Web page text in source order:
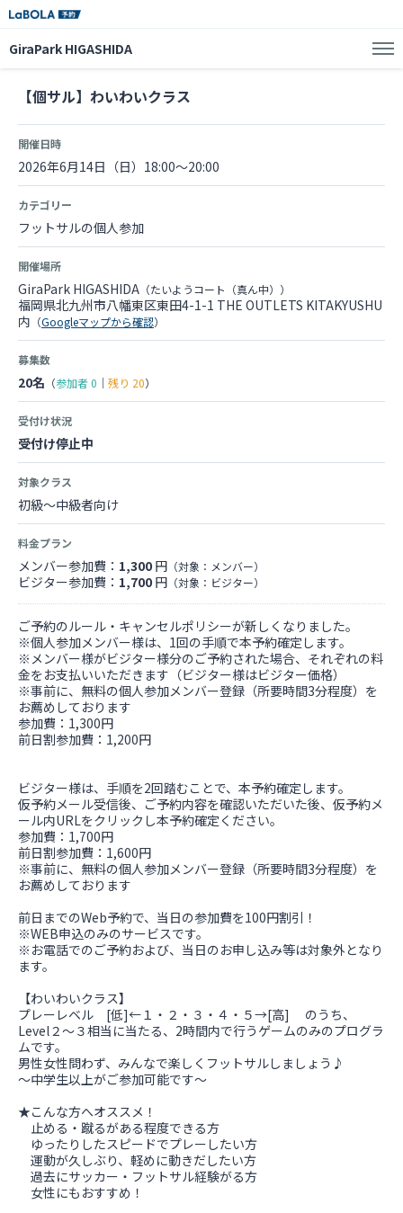
GiraPark HIGASHIDA
【個サル】わいわいクラス
開催日時
2026年6月14日（日）18:00～20:00
カテゴリー
フットサルの個人参加
開催場所
GiraPark HIGASHIDA （たいようコート（真ん中））
福岡県北九州市八幡東区東田4-1-1 THE OUTLETS KITAKYUSHU
内 （Googleマップから確認）
募集数
20名 （参加者0 ｜ 残り 20）
受付け状況
受付け停止中
対象クラス
初級～中級者向け
料金プラン
メンバー参加費： 1,300 円 （対象：メンバー）
ビジター参加費： 1,700 円 （対象：ビジター）
ご予約のルール・キャンセルポリシーが新しくなりました。
※個人参加メンバー様は、1回の手順で本予約確定します。
※メンバー様がビジター様分のご予約された場合、それぞれの料
金をお支払いいただきます（ビジター様はビジター価格）
※事前に、無料の個人参加メンバー登録（所要時間3分程度）を
お薦めしております
参加費：1,300円
前日割参加費：1,200円
ビジター様は、手順を2回踏むことで、本予約確定します。
仮予約メール受信後、ご予約内容を確認いただいた後、仮予約メ
ール内URLをクリックし本予約確定ください。
参加費：1,700円
前日割参加費：1,600円
※事前に、無料の個人参加メンバー登録（所要時間3分程度）を
お薦めしております
前日までのWeb予約で、当日の参加費を100円割引！
※WEB申込のみのサービスです。
※お電話でのご予約および、当日のお申し込み等は対象外となり
ます。
【わいわいクラス】
プレーレベル [低]←１・２・３・４・５→[高] のうち、
Level２～３相当に当たる、2時間内で行うゲームのみのプログラ
ムです。
男性女性問わず、みんなで楽しくフットサルしましょう♪
～中学生以上がご参加可能です～
★こんな方へオススメ！
止める・蹴るがある程度できる方
ゆったりしたスピードでプレーしたい方
運動が久しぶり、軽めに動きだしたい方
過去にサッカー・フットサル経験がる方
女性にもおすすめ！